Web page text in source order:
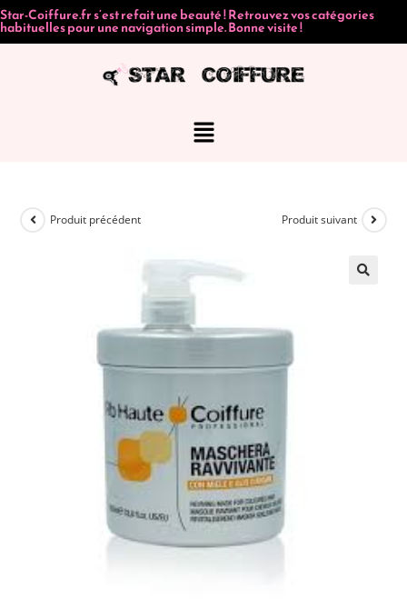
Star-Coiffure.fr s’est refait une beauté ! Retrouvez vos catégories
habituelles pour une navigation simple. Bonne visite !
Produit précédent Produit suivant